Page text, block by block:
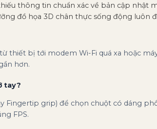
thông tin chuẩn xác về bản cập nhật
đồ họa 3D chân thực sống động luôn
bị tới modem Wi-Fi quá xa hoặc
hơn.
tay?
Fingertip grip) để chọn chuột có dáng
FPS.